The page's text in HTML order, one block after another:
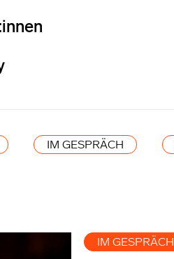
IM GESPRÄCH
IM GESPRÄCH